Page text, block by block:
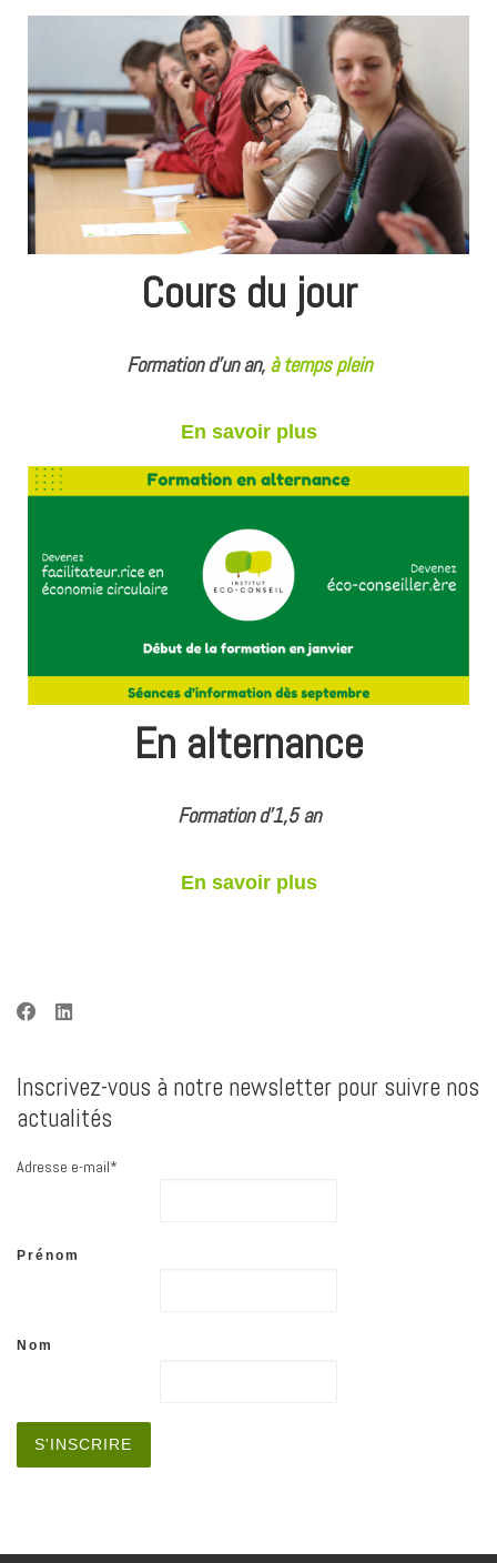
Cours du jour
Formation d’un an, à temps plein
En savoir plus
En alternance
Formation d’1,5 an
En savoir plus
Inscrivez-vous à notre newsletter pour suivre nos
actualités
Adresse e-mail*
Prénom
Nom